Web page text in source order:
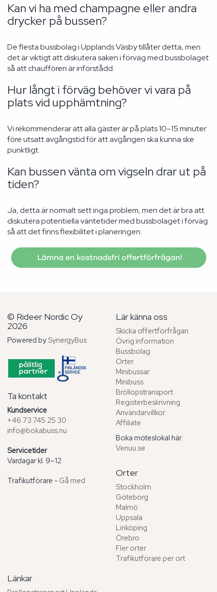
Kan vi ha med champagne eller andra
drycker på bussen?
De flesta bussbolag i Upplands Väsby tillåter detta, men
det är viktigt att diskutera saken i förväg med bussbolaget
så att chauffören är införstådd.
Hur långt i förväg behöver vi vara på
plats vid upphämtning?
Vi rekommenderar att alla gäster är på plats 10–15 minuter
före utsatt avgångstid för att avgången ska kunna ske
punktligt.
Kan bussen vänta om vigseln drar ut på
tiden?
Ja, detta är normalt sett inga problem, men det är bra att
diskutera potentiella väntetider med bussbolaget i förväg
så att det finns flexibilitet i planeringen.
Lämna en kostnadsfri offertförfrågan!
© Rideer Nordic Oy
2026
Powered by SynergyBus
Ta kontakt
Kundservice
+46 73 745 25 30
info@bokabuss.nu
Servicetider
Vardagar kl. 9–12
Trafikutförare - Gå med
Lär känna oss
Skicka offertförfrågan
Övrig information
Bussbolag
Orter
Minibussar
Minibuss
Bröllopstransport
Registerbeskrivning
Användarvillkor
Affiliate
Boka möteslokal här:
Venuu.se
Orter
Stockholm
Göteborg
Malmö
Uppsala
Linköping
Örebro
Fler orter
Trafikutförare per ort
Länkar